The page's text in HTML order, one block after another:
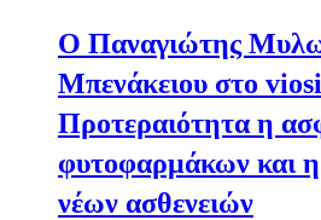
Ο Παναγιώτης
Μπενάκειου στο
Προτεραιότητα η
φυτοφαρμάκων και η
νέων ασθενειών